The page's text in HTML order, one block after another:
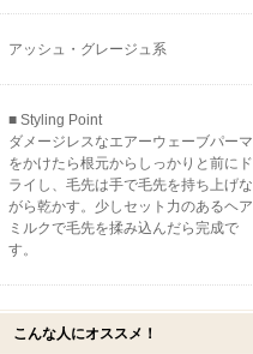
アッシュ・グレージュ系
■ Styling Point
ダメージレスなエアーウェーブパーマ
をかけたら根元からしっかりと前にド
ライし、毛先は手で毛先を持ち上げな
がら乾かす。少しセット力のあるヘア
ミルクで毛先を揉み込んだら完成で
す。
こんな人にオススメ！